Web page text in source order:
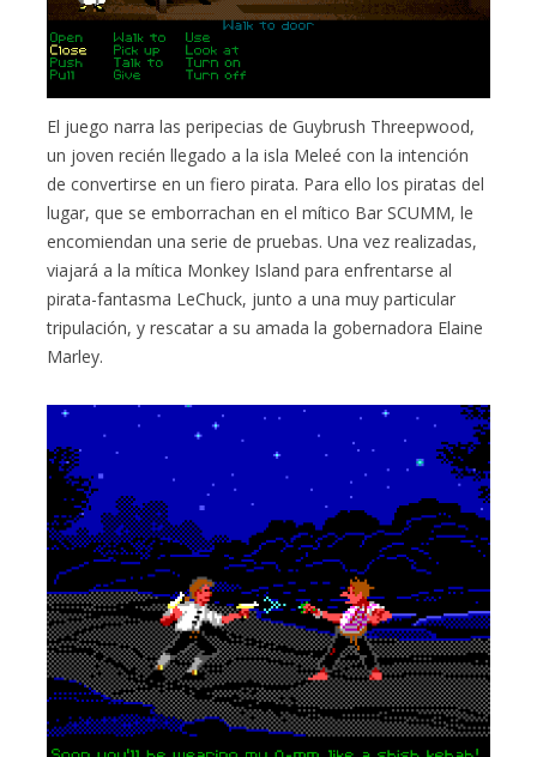
El juego narra las peripecias de Guybrush Threepwood,
un joven recién llegado a la isla Meleé con la intención
de convertirse en un fiero pirata. Para ello los piratas del
lugar, que se emborrachan en el mítico Bar SCUMM, le
encomiendan una serie de pruebas. Una vez realizadas,
viajará a la mítica Monkey Island para enfrentarse al
pirata-fantasma LeChuck, junto a una muy particular
tripulación, y rescatar a su amada la gobernadora Elaine
Marley.